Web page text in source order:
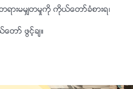
ားမမွ်တမႈကို ကိုယ္ေတာ္ခံစားရ၊
တာ္ ဖြင့္ခ်။
းကို ကိုယ္ေတာ္ဝမ္းေျမာက္စြာ ေပးအပ္။